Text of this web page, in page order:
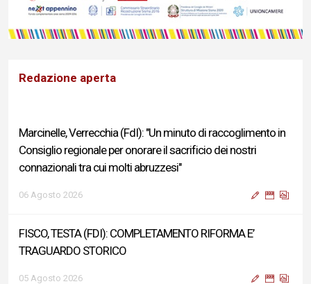
Redazione aperta
Marcinelle, Verrecchia (FdI): "Un minuto di raccoglimento in
Consiglio regionale per onorare il sacrificio dei nostri
connazionali tra cui molti abruzzesi"
06 Agosto 2026
FISCO, TESTA (FDI): COMPLETAMENTO RIFORMA E’
TRAGUARDO STORICO
05 Agosto 2026